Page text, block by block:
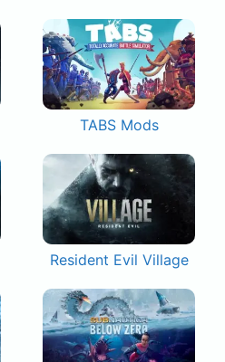
TABS Mods
Resident Evil Village